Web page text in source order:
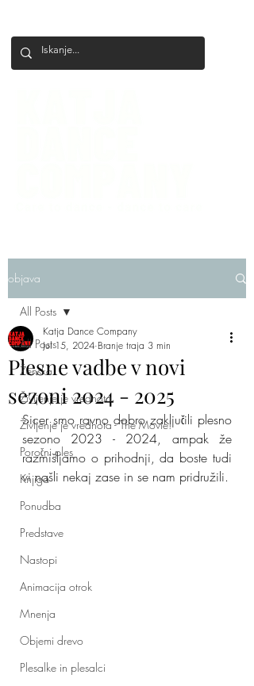
objava
All Posts
Ženska
Življenje je vrednota
Življenje je vrednota - The Movie!
Poročni ples
Knjiga
Ponudba
Predstave
Nastopi
Animacija otrok
Mnenja
Objemi drevo
Plesalke in plesalci
All Posts
Plesne vadbe v novi
sezoni 2024 - 2025
Katja Dance Company
Jul 15, 2024 Branje traja 3 min
Sicer smo ravno dobro zaključili plesno
sezono 2023 - 2024, ampak že
razmišljamo o prihodnji, da boste tudi
vi našli nekaj zase in se nam pridružili.